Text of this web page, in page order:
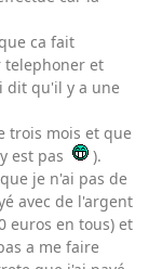
ca fait
telephoner et
dit qu'il y a une
trois mois et que
est pas
).
je n'ai pas de
avec de l'argent
euros en tous) et
a me faire